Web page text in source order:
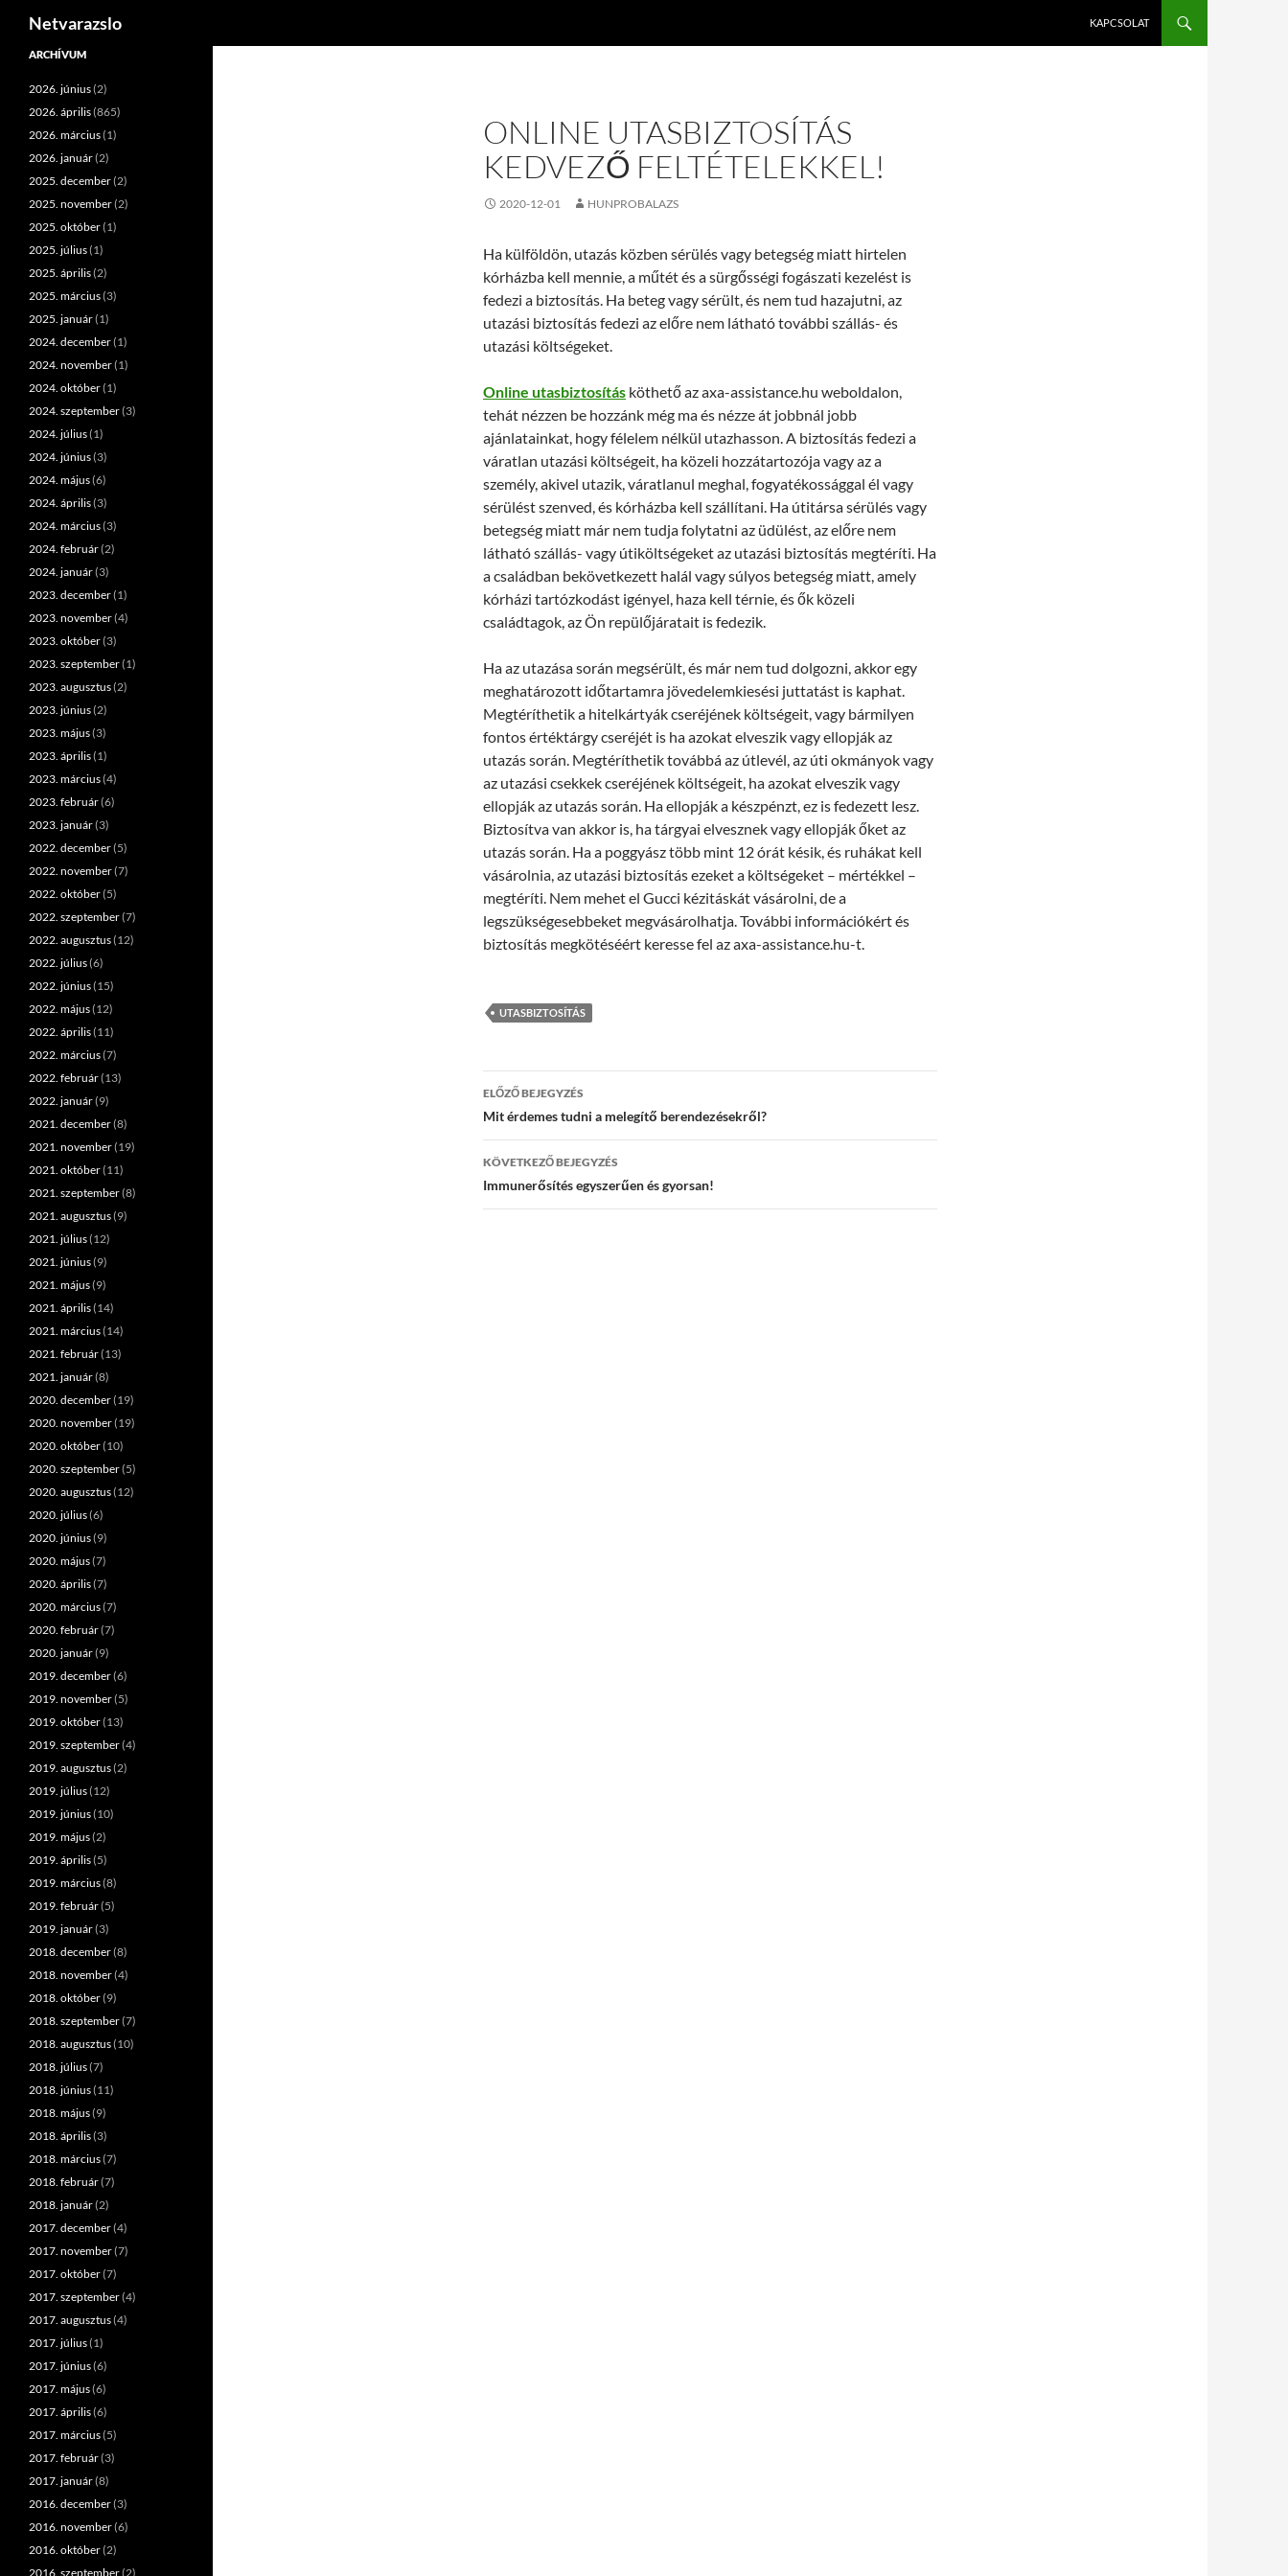
Kilépés
Netvarazslo KAPCSOLAT
ONLINE UTASBIZTOSÍTÁS
KEDVEZŐ FELTÉTELEKKEL!
2020-12-01 HUNPROBALAZS
Ha külföldön, utazás közben sérülés vagy betegség miatt hirtelen
kórházba kell mennie, a műtét és a sürgősségi fogászati ​​kezelést is
fedezi a biztosítás. Ha beteg vagy sérült, és nem tud hazajutni, az
utazási biztosítás fedezi az előre nem látható további szállás- és
utazási költségeket.
Online utasbiztosítás köthető az axa-assistance.hu weboldalon,
tehát nézzen be hozzánk még ma és nézze át jobbnál jobb
ajánlatainkat, hogy félelem nélkül utazhasson. A biztosítás fedezi a
váratlan utazási költségeit, ha közeli hozzátartozója vagy az a
személy, akivel utazik, váratlanul meghal, fogyatékossággal él vagy
sérülést szenved, és kórházba kell szállítani. Ha útitársa sérülés vagy
betegség miatt már nem tudja folytatni az üdülést, az előre nem
látható szállás- vagy útiköltségeket az utazási biztosítás megtéríti. Ha
a családban bekövetkezett halál vagy súlyos betegség miatt, amely
kórházi tartózkodást igényel, haza kell térnie, és ők közeli
családtagok, az Ön repülőjáratait is fedezik.
Ha az utazása során megsérült, és már nem tud dolgozni, akkor egy
meghatározott időtartamra jövedelemkiesési juttatást is kaphat.
Megtéríthetik a hitelkártyák cseréjének költségeit, vagy bármilyen
fontos értéktárgy cseréjét is ha azokat elveszik vagy ellopják az
utazás során. Megtéríthetik továbbá az útlevél, az úti okmányok vagy
az utazási csekkek cseréjének költségeit, ha azokat elveszik vagy
ellopják az utazás során. Ha ellopják a készpénzt, ez is fedezett lesz.
Biztosítva van akkor is, ha tárgyai elvesznek vagy ellopják őket az
utazás során. Ha a poggyász több mint 12 órát késik, és ruhákat kell
vásárolnia, az utazási biztosítás ezeket a költségeket – mértékkel –
megtéríti. Nem mehet el Gucci kézitáskát vásárolni, de a
legszükségesebbeket megvásárolhatja. További információkért és
biztosítás megkötéséért keresse fel az axa-assistance.hu-t.
UTASBIZTOSÍTÁS
Bejegyzés
navigáció
ELŐZŐ BEJEGYZÉS
Mit érdemes tudni a melegítő berendezésekről?
KÖVETKEZŐ BEJEGYZÉS
Immunerősítés egyszerűen és gyorsan!
ARCHÍVUM
2026. június(2)
2026. április(865)
2026. március(1)
2026. január(2)
2025. december(2)
2025. november(2)
2025. október(1)
2025. július(1)
2025. április(2)
2025. március(3)
2025. január(1)
2024. december(1)
2024. november(1)
2024. október(1)
2024. szeptember(3)
2024. július(1)
2024. június(3)
2024. május(6)
2024. április(3)
2024. március(3)
2024. február(2)
2024. január(3)
2023. december(1)
2023. november(4)
2023. október(3)
2023. szeptember(1)
2023. augusztus(2)
2023. június(2)
2023. május(3)
2023. április(1)
2023. március(4)
2023. február(6)
2023. január(3)
2022. december(5)
2022. november(7)
2022. október(5)
2022. szeptember(7)
2022. augusztus(12)
2022. július(6)
2022. június(15)
2022. május(12)
2022. április(11)
2022. március(7)
2022. február(13)
2022. január(9)
2021. december(8)
2021. november(19)
2021. október(11)
2021. szeptember(8)
2021. augusztus(9)
2021. július(12)
2021. június(9)
2021. május(9)
2021. április(14)
2021. március(14)
2021. február(13)
2021. január(8)
2020. december(19)
2020. november(19)
2020. október(10)
2020. szeptember(5)
2020. augusztus(12)
2020. július(6)
2020. június(9)
2020. május(7)
2020. április(7)
2020. március(7)
2020. február(7)
2020. január(9)
2019. december(6)
2019. november(5)
2019. október(13)
2019. szeptember(4)
2019. augusztus(2)
2019. július(12)
2019. június(10)
2019. május(2)
2019. április(5)
2019. március(8)
2019. február(5)
2019. január(3)
2018. december(8)
2018. november(4)
2018. október(9)
2018. szeptember(7)
2018. augusztus(10)
2018. július(7)
2018. június(11)
2018. május(9)
2018. április(3)
2018. március(7)
2018. február(7)
2018. január(2)
2017. december(4)
2017. november(7)
2017. október(7)
2017. szeptember(4)
2017. augusztus(4)
2017. július(1)
2017. június(6)
2017. május(6)
2017. április(6)
2017. március(5)
2017. február(3)
2017. január(8)
2016. december(3)
2016. november(6)
2016. október(2)
2016. szeptember(2)